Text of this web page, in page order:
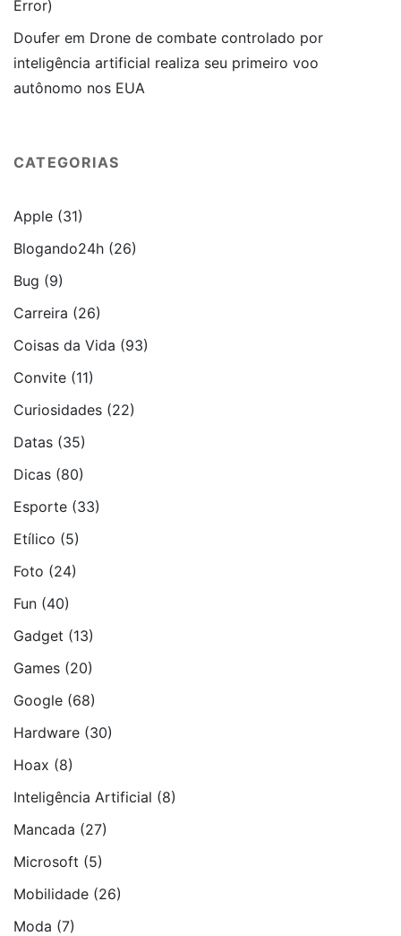
Error)
Doufer em Drone de combate controlado por
inteligência artificial realiza seu primeiro voo
autônomo nos EUA
CATEGORIAS
Apple (31)
Blogando24h (26)
Bug (9)
Carreira (26)
Coisas da Vida (93)
Convite (11)
Curiosidades (22)
Datas (35)
Dicas (80)
Esporte (33)
Etí­lico (5)
Foto (24)
Fun (40)
Gadget (13)
Games (20)
Google (68)
Hardware (30)
Hoax (8)
Inteligência Artificial (8)
Mancada (27)
Microsoft (5)
Mobilidade (26)
Moda (7)